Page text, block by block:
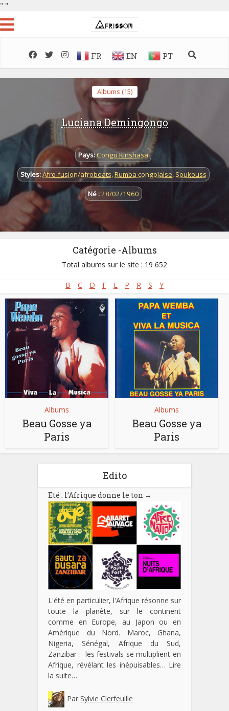
" "
FR EN PT
Albums (15)
Luciana Demingongo
Pays:Congo Kinshasa
Styles:Afro-fusion/afrobeats,Rumba congolaise, Soukouss
Né :28/02/1960
Catégorie -Albums
Total albums sur le site : 19 652
B C D F L P R S Y
Albums
Beau Gosse ya
Paris
Albums
Beau Gosse ya
Paris
Edito
Eté : l’Afrique donne le ton →
L'été en particulier, l'Afrique résonne sur
toute la planète, sur le continent
comme en Europe, au Japon ou en
Amérique du Nord. Maroc, Ghana,
Nigeria, Sénégal, Afrique du Sud,
Zanzibar : les festivals se multiplient en
Afrique, révélant les inépuisables… Lire
la suite…
Par Sylvie Clerfeuille